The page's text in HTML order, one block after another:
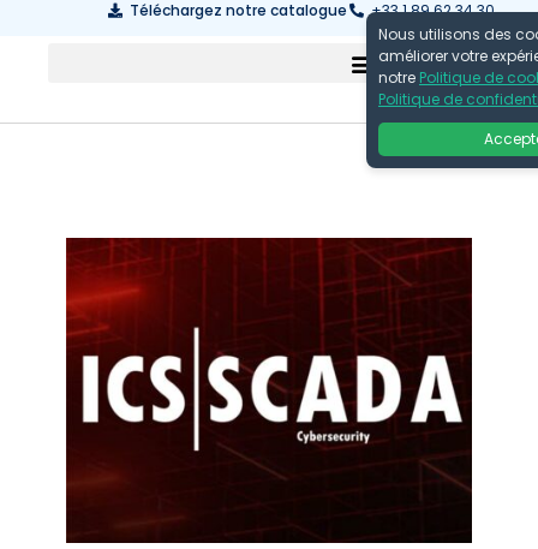
Téléchargez notre catalogue +33 1 89 62 34 30
Nous utilisons des
améliorer votre
notre Politique de
Politique de